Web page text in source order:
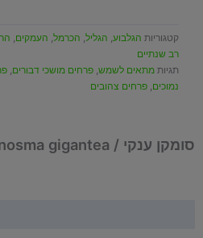
gigantea
קטגוריות הגלבוע, הגליל, הכרמל, העמקים,
רב שנתיים
תגיות מתאים לשמש, פרחים מושכי דבורים,
נמוכים, פרחים צהובים
סומקן ענקי / Onosma gigantea